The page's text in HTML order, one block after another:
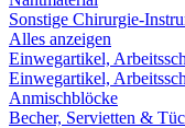
Sonstige Chirurgie-
Alles anzeigen
Einwegartikel,
Einwegartikel,
Anmischblöcke
Becher, Servietten &